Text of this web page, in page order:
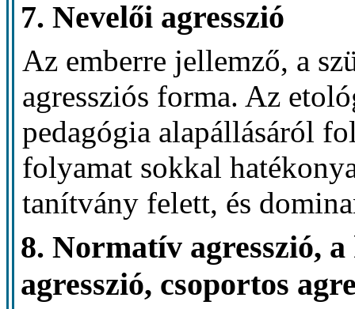
7. Nevelői agresszió
Az emberre jellemző, a
agressziós forma. Az
pedagógia alapállásáról
folyamat sokkal
tanítvány felett, és
8. Normatív agresszió,
agresszió, csoportos